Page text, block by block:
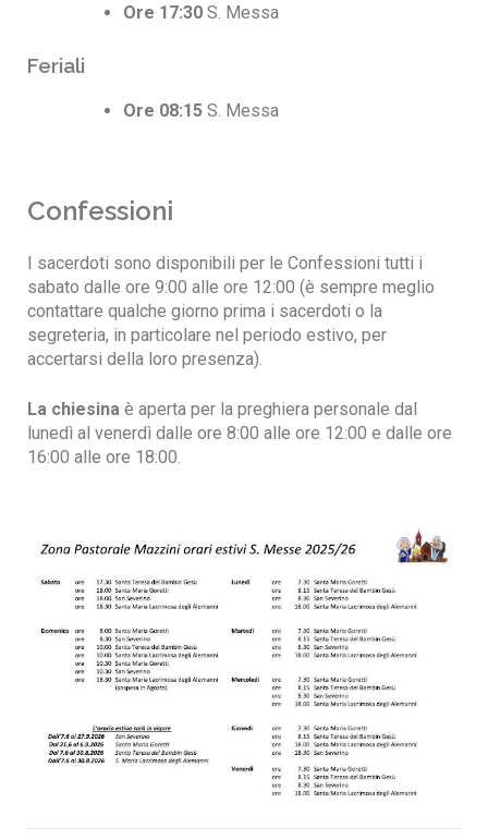
Ore 17:30 S. Messa
Feriali
Ore 08:15 S. Messa
Confessioni
I sacerdoti sono disponibili per le Confessioni tutti i
sabato dalle ore 9:00 alle ore 12:00 (è sempre meglio
contattare qualche giorno prima i sacerdoti o la
segreteria, in particolare nel periodo estivo, per
accertarsi della loro presenza).
La chiesina è aperta per la preghiera personale dal
lunedì al venerdì dalle ore 8:00 alle ore 12:00 e dalle ore
16:00 alle ore 18:00.